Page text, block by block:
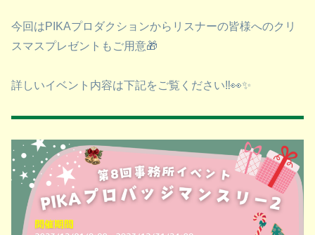
今回はPIKAプロダクションからリスナーの皆様へのクリ
スマスプレゼントもご用意🎁
詳しいイベント内容は下記をご覧ください‼👀✨